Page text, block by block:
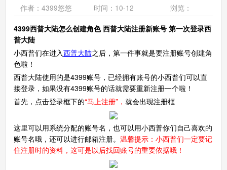
作者：4399悠悠 时间：10-12 浏览：
4399西普大陆怎么创建角色 西普大陆注册新账号 第一次登录西
普大陆
小西普们在进入西普大陆之后，第一件事就是要注册账号创建角
色啦！
西普大陆使用的是4399账号，已经拥有账号的小西普们可以直
接登录，如果没有4399账号的话就需要重新注册一个啦！
首先，点击登录框下的“马上注册”， 就会出现注册框
这里可以用系统分配的账号名，也可以用小西普你们自己喜欢的
账号名哦，还可以进行邮箱注册。 温馨提示：小西普们一定要记
住注册时的资料，这可是以后找回账号的重要依据哦！